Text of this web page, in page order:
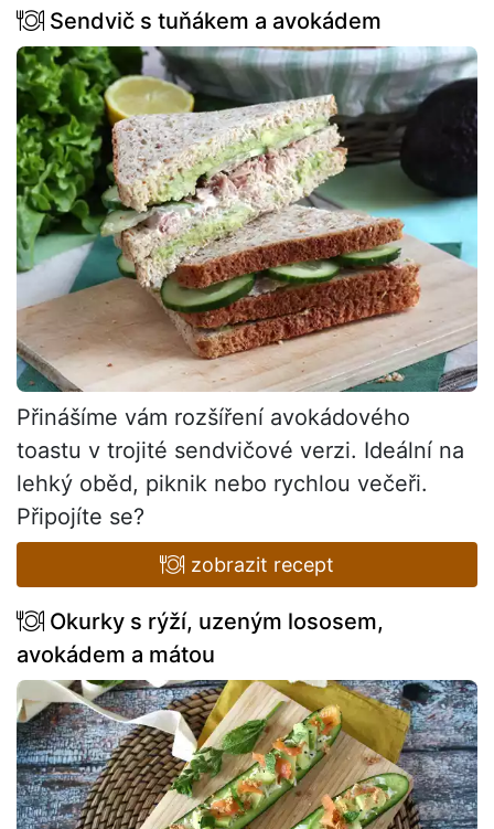
Sendvič s tuňákem a avokádem
Přinášíme vám rozšíření avokádového
toastu v trojité sendvičové verzi. Ideální na
lehký oběd, piknik nebo rychlou večeři.
Připojíte se?
zobrazit recept
Okurky s rýží, uzeným lososem,
avokádem a mátou